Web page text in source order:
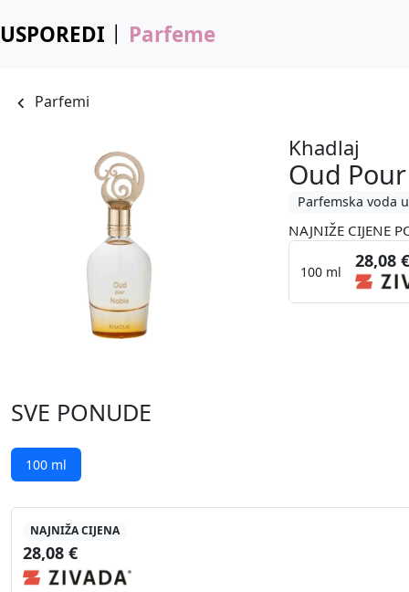
USPOREDI Parfeme
Parfemi
Khadlaj
Oud
Parfemska voda
NAJNIŽE CIJENE
100 ml
28,08
SVE PONUDE
100 ml
NAJNIŽA CIJENA
28,08 €